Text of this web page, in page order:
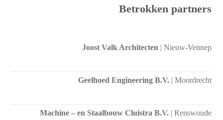
Betrokken partners
Joost Valk Architecten | Nieuw-Vennep
Geelhoed Engineering B.V. | Moordrecht
Machine – en Staalbouw Cluistra B.V. | Renswoude